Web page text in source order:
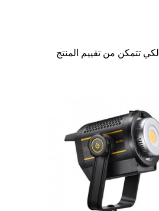
لكي تتمكن من تقييم المنتج